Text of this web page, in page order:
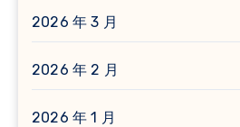
2026 年 3 月
2026 年 2 月
2026 年 1 月